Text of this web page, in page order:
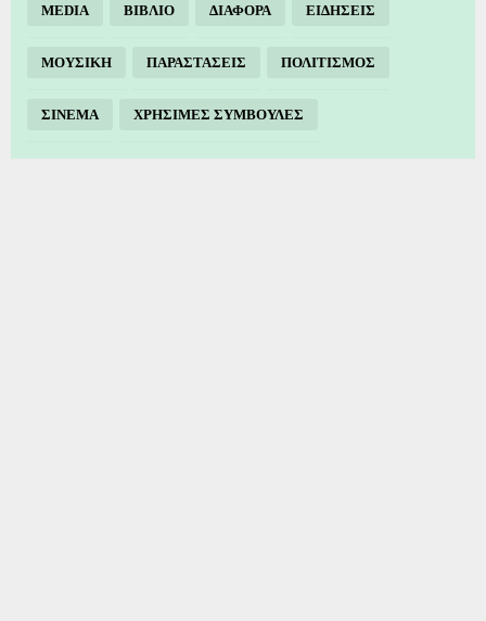
MEDIA ΒΙΒΛΙΟ ΔΙΑΦΟΡΑ ΕΙΔΗΣΕΙΣ
ΜΟΥΣΙΚΗ ΠΑΡΑΣΤΑΣΕΙΣ ΠΟΛΙΤΙΣΜΟΣ
ΣΙΝΕΜΑ ΧΡΗΣΙΜΕΣ ΣΥΜΒΟΥΛΕΣ